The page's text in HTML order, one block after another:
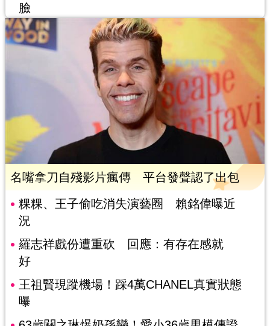
臉
名嘴拿刀自殘影片瘋傳 平台發聲認了出包
粿粿、王子偷吃消失演藝圈 賴銘偉曝近
況
羅志祥戲份遭重砍 回應：有存在感就
好
王祖賢現蹤機場！踩4萬CHANEL真實狀態
曝